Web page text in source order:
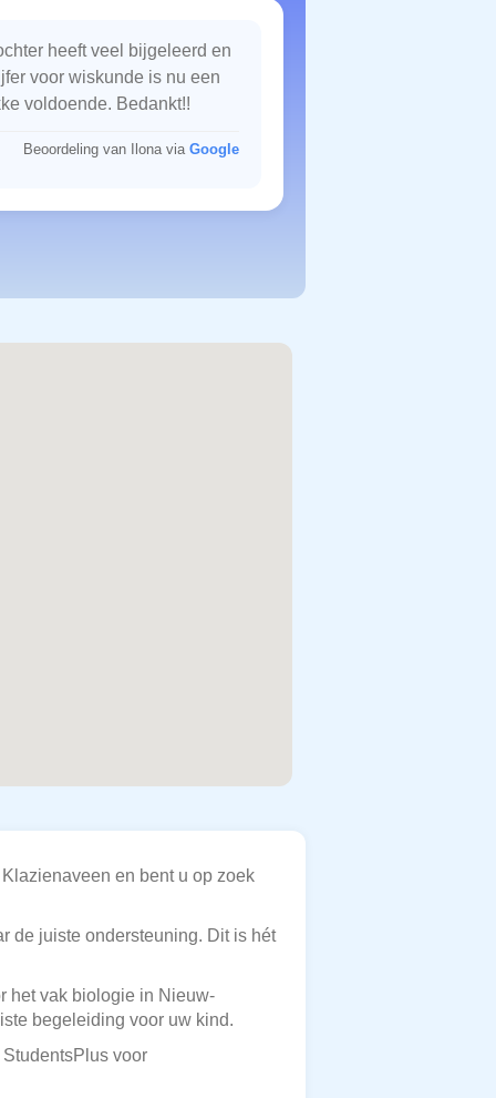
heeft veel bijgeleerd en
voor wiskunde is nu een
voldoende. Bedankt!!
Beoordeling van Ilona via Google
en bent u op zoek
de juiste ondersteuning. Dit is hét
het vak biologie in Nieuw-
begeleiding voor uw kind.
voor